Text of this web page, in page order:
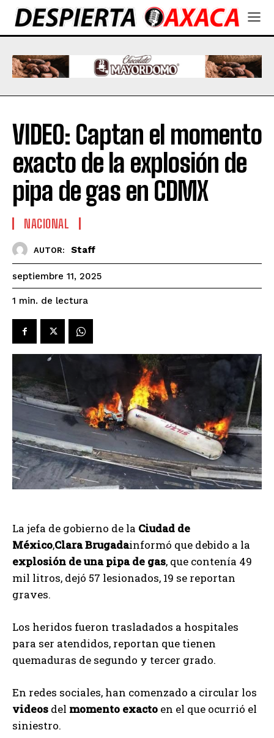
VIDEO: Captan el momento
exacto de la explosión de
pipa de gas en CDMX
NACIONAL
AUTOR: Staff
septiembre 11, 2025
1 min. de lectura
La jefa de gobierno de la Ciudad de
México,Clara Brugadainformó que debido a la
explosión de una pipa de gas, que contenía 49
mil litros, dejó 57 lesionados, 19 se reportan
graves.
Los heridos fueron trasladados a hospitales
para ser atendidos, reportan que tienen
quemaduras de segundo y tercer grado.
En redes sociales, han comenzado a circular los
videos del momento exacto en el que ocurrió el
siniestro.